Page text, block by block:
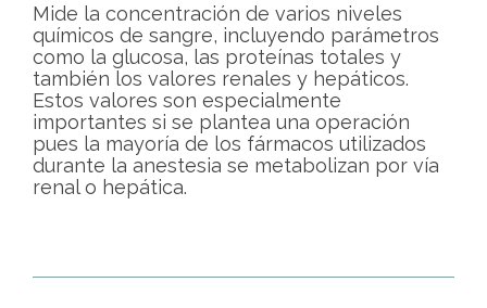
Mide la concentración de varios niveles
químicos de sangre, incluyendo parámetros
como la glucosa, las proteínas totales y
también los valores renales y hepáticos.
Estos valores son especialmente
importantes si se plantea una operación
pues la mayoría de los fármacos utilizados
durante la anestesia se metabolizan por vía
renal o hepática.